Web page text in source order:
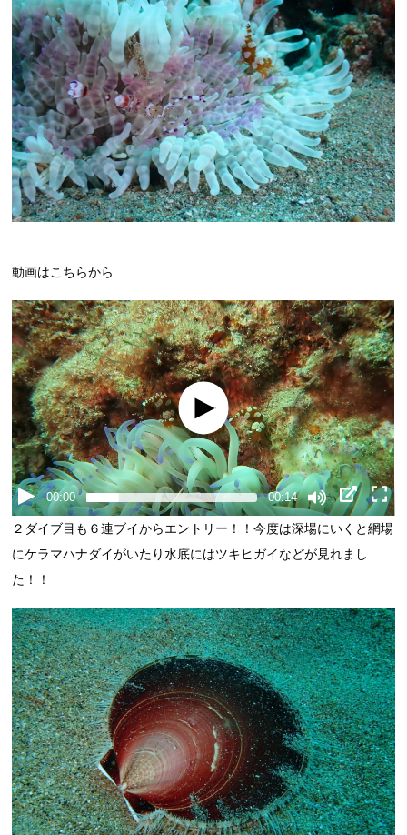
動画はこちらから
00:00 00:14
２ダイブ目も６連ブイからエントリー！！今度は深場にいくと網場
にケラマハナダイがいたり水底にはツキヒガイなどが見れまし
た！！